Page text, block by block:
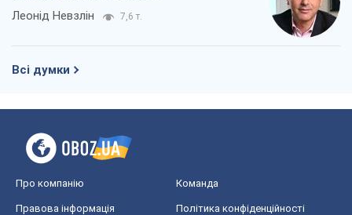
Леонід Невзлін 7,6 т.
Всі думки
Про компанію Команда
Правова інформація Політика конфіденційності